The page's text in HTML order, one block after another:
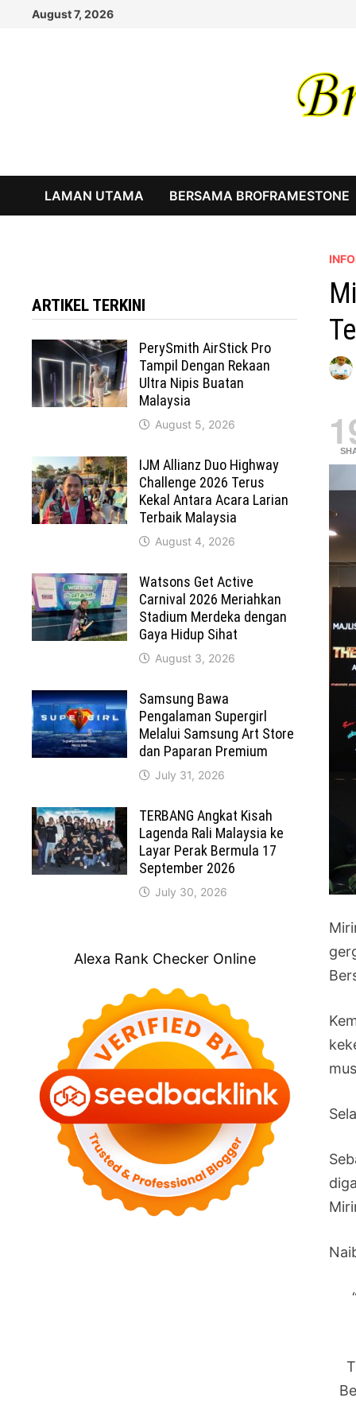
August 7, 2026
LAMAN UTAMA BERSAMA BROFRAMESTONE
ARTIKEL TERKINI
PerySmith AirStick Pro
Tampil Dengan Rekaan
Ultra Nipis Buatan
Malaysia
August 5, 2026
IJM Allianz Duo Highway
Challenge 2026 Terus
Kekal Antara Acara Larian
Terbaik Malaysia
August 4, 2026
Watsons Get Active
Carnival 2026 Meriahkan
Stadium Merdeka dengan
Gaya Hidup Sihat
August 3, 2026
Samsung Bawa
Pengalaman Supergirl
Melalui Samsung Art Store
dan Paparan Premium
July 31, 2026
TERBANG Angkat Kisah
Lagenda Rali Malaysia ke
Layar Perak Bermula 17
September 2026
July 30, 2026
Alexa Rank Checker Online